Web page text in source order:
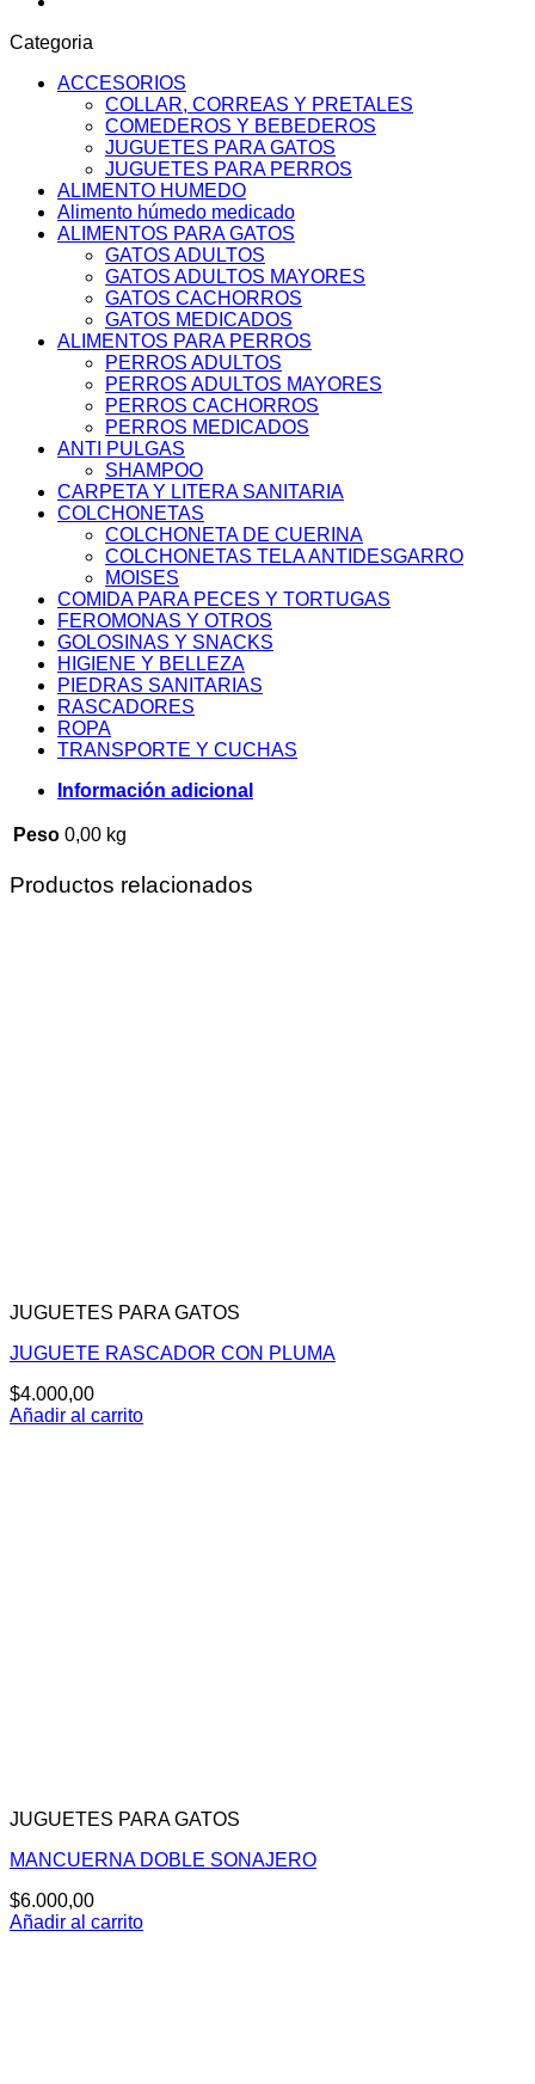
Categoria
ACCESORIOS
COLLAR, CORREAS Y PRETALES
COMEDEROS Y BEBEDEROS
JUGUETES PARA GATOS
JUGUETES PARA PERROS
ALIMENTO HUMEDO
Alimento húmedo medicado
ALIMENTOS PARA GATOS
GATOS ADULTOS
GATOS ADULTOS MAYORES
GATOS CACHORROS
GATOS MEDICADOS
ALIMENTOS PARA PERROS
PERROS ADULTOS
PERROS ADULTOS MAYORES
PERROS CACHORROS
PERROS MEDICADOS
ANTI PULGAS
SHAMPOO
CARPETA Y LITERA SANITARIA
COLCHONETAS
COLCHONETA DE CUERINA
COLCHONETAS TELA ANTIDESGARRO
MOISES
COMIDA PARA PECES Y TORTUGAS
FEROMONAS Y OTROS
GOLOSINAS Y SNACKS
HIGIENE Y BELLEZA
PIEDRAS SANITARIAS
RASCADORES
ROPA
TRANSPORTE Y CUCHAS
Información adicional
Peso 0,00 kg
Productos relacionados
JUGUETES PARA GATOS
JUGUETE RASCADOR CON PLUMA
$4.000,00
Añadir al carrito
JUGUETES PARA GATOS
MANCUERNA DOBLE SONAJERO
$6.000,00
Añadir al carrito